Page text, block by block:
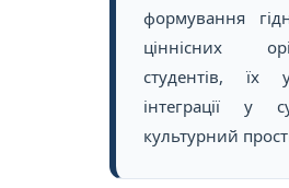
формування
ціннісних
студентів, їх
інтеграції у
культурний